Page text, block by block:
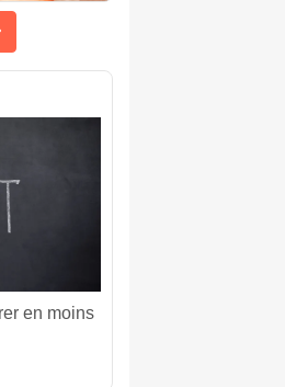
en moins